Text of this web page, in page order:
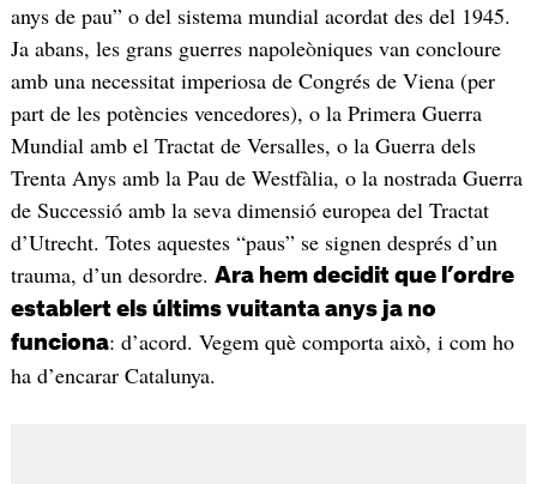
anys de pau” o del sistema mundial acordat des del 1945.
Ja abans, les grans guerres napoleòniques van concloure
amb una necessitat imperiosa de Congrés de Viena (per
part de les potències vencedores), o la Primera Guerra
Mundial amb el Tractat de Versalles, o la Guerra dels
Trenta Anys amb la Pau de Westfàlia, o la nostrada Guerra
de Successió amb la seva dimensió europea del Tractat
d’Utrecht. Totes aquestes “paus” se signen després d’un
trauma, d’un desordre. Ara hem decidit que l’ordre
establert els últims vuitanta anys ja no
funciona: d’acord. Vegem què comporta això, i com ho
ha d’encarar Catalunya.